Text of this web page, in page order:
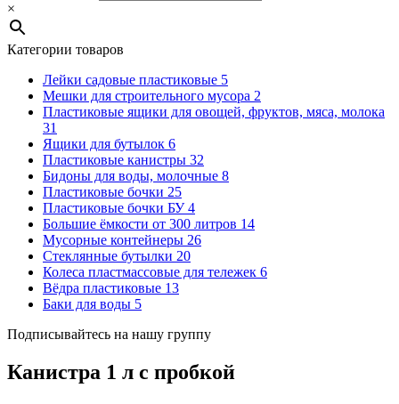
×
Категории товаров
Лейки садовые пластиковые 5
Мешки для строительного мусора 2
Пластиковые ящики для овощей, фруктов, мяса, молока
31
Ящики для бутылок 6
Пластиковые канистры 32
Бидоны для воды, молочные 8
Пластиковые бочки 25
Пластиковые бочки БУ4
Большие ёмкости от 300 литров 14
Мусорные контейнеры 26
Стеклянные бутылки 20
Колеса пластмассовые для тележек 6
Вёдра пластиковые 13
Баки для воды 5
Подписывайтесь на нашу группу
Канистра 1 л с пробкой